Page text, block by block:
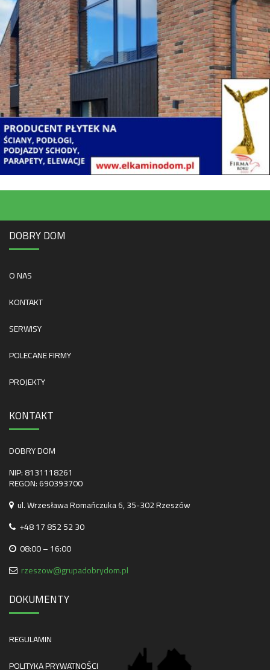
DOBRY DOM
O NAS
KONTAKT
SERWISY
POLECANE FIRMY
PROJEKTY
KONTAKT
DOBRY DOM
NIP: 8131118261
REGON: 690393700
ul. Wrzesława Romańczuka 6, 35-302 Rzeszów
+48 17 852 52 30
08:00 – 16:00
rzeszow@grupadobrydom.pl
DOKUMENTY
REGULAMIN
POLITYKA PRYWATNOŚCI